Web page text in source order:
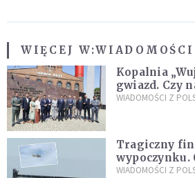
WIĘCEJ W:
Kopalnia
gwiazd. Czy
„Dolina
WIADOMOŚCI Z
Tragiczny
wypoczynku.
zarzuty
WIADOMOŚCI Z